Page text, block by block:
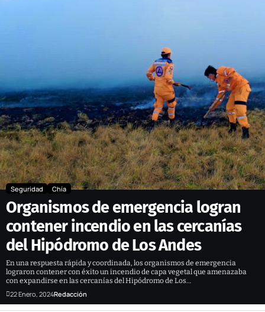
Seguridad Chía
Organismos de emergencia logran
contener incendio en las cercanías
del Hipódromo de Los Andes
En una respuesta rápida y coordinada, los organismos de emergencia
lograron contener con éxito un incendio de capa vegetal que amenazaba
con expandirse en las cercanías del Hipódromo de Los…
22 Enero, 2024Redacción